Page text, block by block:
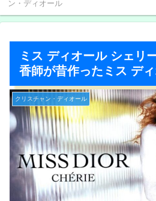
ン・ディオール
ミス ディオール シェリ
香師が昔作ったミス デ
クリスチャン・ディオール